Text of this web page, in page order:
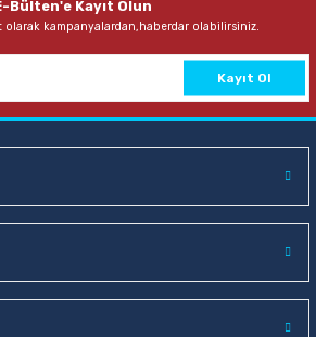
Bülten'e Kayıt Olun
olarak kampanyalardan,haberdar olabilirsiniz.
Kayıt Ol